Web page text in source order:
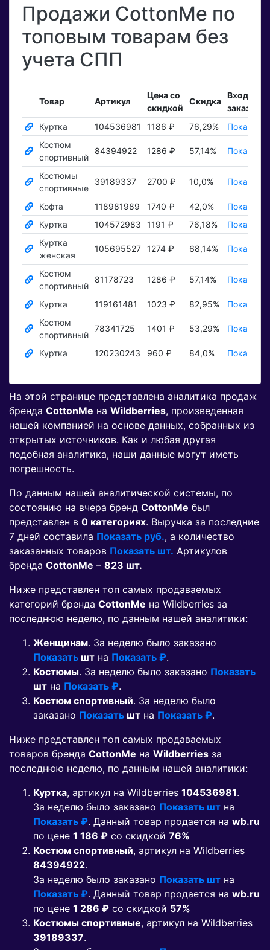
Продажи CottonMe по
топовым товарам без
учета СПП
Товар Артикул
Цена со
скидкой
Скидка
заказы
Куртка
104536981 1186 ₽ 76,29%
Показать
Костюм
спортивный
84394922 1286 ₽ 57,14% Показать
Костюмы
спортивные
39189337 2700 ₽ 10,0% Показать
Кофта 118981989 1740 ₽ 42,0%
Показать
Куртка
104572983 1191 ₽ 76,18%
Показать
Куртка
женская
105695527 1274 ₽ 68,14% Показать
Костюм
спортивный
81178723 1286 ₽ 57,14% Показать
Куртка 119161481 1023 ₽ 82,95%
Показать
Костюм
спортивный
78341725 1401 ₽ 53,29% Показать
Куртка 120230243 960 ₽ 84,0% Показать
На этой странице представлена аналитика продаж
бренда CottonMe на Wildberries, произведенная
нашей компанией на основе данных, собранных из
открытых источников. Как и любая другая
подобная аналитика, наши данные могут иметь
погрешность.
По данным нашей аналитической системы, по
состоянию на вчера бренд CottonMe был
представлен в 0 категориях. Выручка за последние
7 дней составила Показать руб., а количество
заказанных товаров Показать шт. Артикулов
бренда CottonMe – 823 шт.
Ниже представлен топ самых продаваемых
категорий бренда CottonMe на Wildberries за
последнюю неделю, по данным нашей аналитики:
Женщинам. За неделю было заказано
Показать шт на Показать ₽.
Костюмы. За неделю было заказано Показать
шт на Показать ₽.
Костюм спортивный. За неделю было
заказано Показать шт на Показать ₽.
Ниже представлен топ самых продаваемых
товаров бренда CottonMe на Wildberries за
последнюю неделю, по данным нашей аналитики:
Куртка, артикул на Wildberries 104536981.
За неделю было заказано Показать шт на
Показать ₽. Данный товар продается на wb.ru
по цене 1 186 ₽ co скидкой 76%
Костюм спортивный, артикул на Wildberries
84394922.
За неделю было заказано Показать шт на
Показать ₽. Данный товар продается на wb.ru
по цене 1 286 ₽ co скидкой 57%
Костюмы спортивные, артикул на Wildberries
39189337.